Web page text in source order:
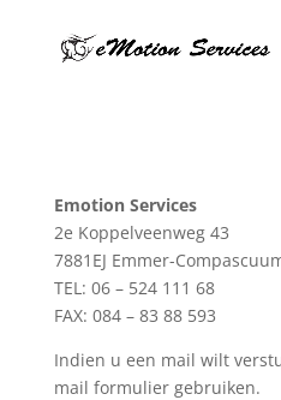
Emotion Services
2e Koppelveenweg 43
7881EJ Emmer-
TEL: 06 – 524 111 68
FAX: 084 – 83 88 593
Indien u een mail wilt
mail formulier gebruiken.